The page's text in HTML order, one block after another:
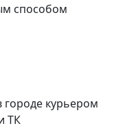
способом
городе курьером
ТК